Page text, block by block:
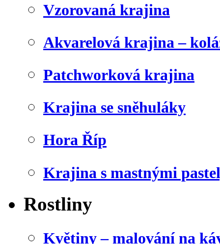
Vzorovaná krajina
Akvarelová krajina –
Patchworková krajina
Krajina se sněhuláky
Hora Říp
Krajina s mastnými
Rostliny
Květiny – malování na